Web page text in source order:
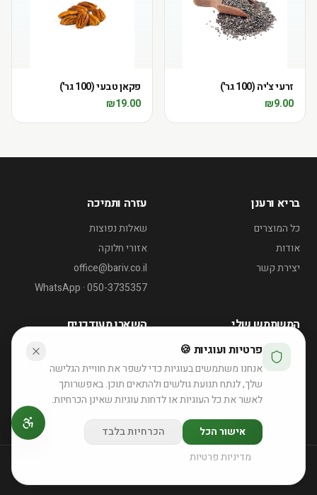
זרעי צ'יה (100 גר')
₪9.00
פקאן טבעי (100 גר')
₪19.00
פרטיות ועוגיות 🍪
אנחנו משתמשים בעוגיות כדי לשפר את חוויית הגלישה
שלך, לנתח תנועת גולשים ולהתאים תוכן. באפשרותך
לאשר את כל העוגיות או לדחות עוגיות שאינן הכרחיות.
אישור הכל
הכרחיות בלבד
מדיניות פרטיות
דוכן שייקים לאירועי קיץ
רוצה הצעה לאירוע?
לפרטים והצעת מחיר
בריא ורענן
כל המוצרים
אודות
יצירת קשר
עזרה ותמיכה
שאלות נפוצות
אזורי חלוקה
office@bariv.co.il
WhatsApp · 050-3735357
המשתמש שלי
החשבון שלי
ההזמנות שלי
השארו מעודכנים